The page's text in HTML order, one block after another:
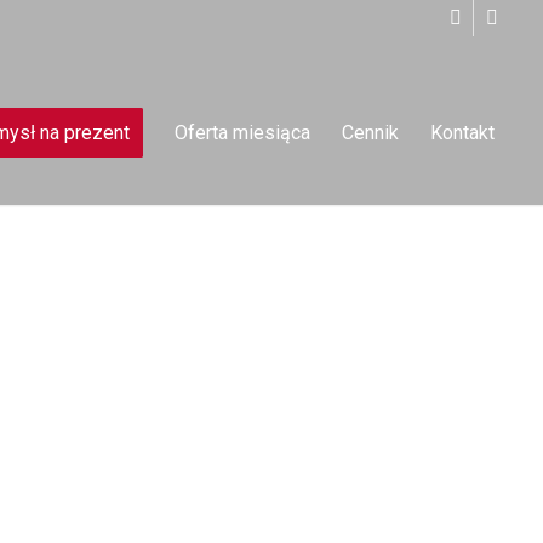
na prezent Oferta miesiąca Cennik Kontakt